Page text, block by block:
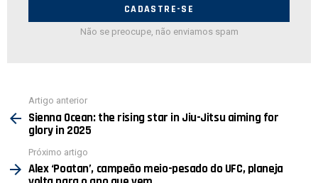
Não se preocupe, não enviamos spam
mais
Artigo anterior
Sienna Ocean: the rising star in Jiu-Jitsu aiming for
glory in 2025
Próximo artigo
Alex ‘Poatan’, campeão meio-pesado do UFC, planeja